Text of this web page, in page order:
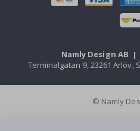
Namly Design AB |
Terminalgatan 9, 23261 Arlöv,
© Namly